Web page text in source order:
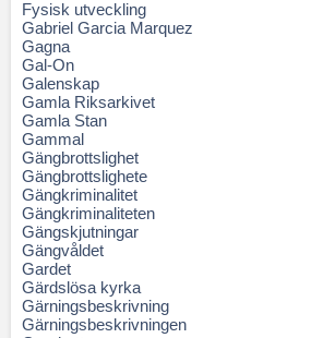
Fysisk utveckling
Gabriel Garcia Marquez
Gagna
Gal-On
Galenskap
Gamla Riksarkivet
Gamla Stan
Gammal
Gängbrottslighet
Gängbrottslighete
Gängkriminalitet
Gängkriminaliteten
Gängskjutningar
Gängvåldet
Gardet
Gärdslösa kyrka
Gärningsbeskrivning
Gärningsbeskrivningen